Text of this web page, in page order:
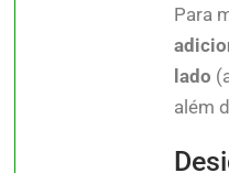
Para
lado
além